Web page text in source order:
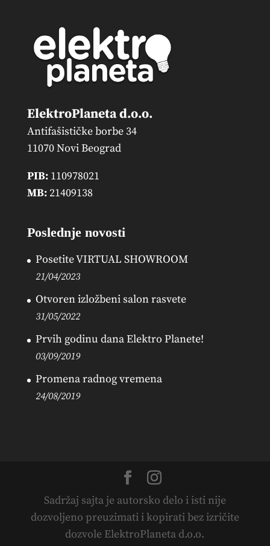
ElektroPlaneta d.o.o.
Antifašističke borbe 34
11070 Novi Beograd
PIB:110978021
MB:21409138
Poslednje novosti
Posetite VIRTUAL SHOWROOM
21/04/2023
Otvoren izložbeni salon rasvete
31/05/2022
Prvih godinu dana Elektro Planete!
03/09/2019
Promena radnog vremena
24/08/2019
Sadržaj sajta je autorsko delo i isti nije
dozvoljeno preuzimati i kopirati bez izričite
dozvole ElektroPlaneta d.o.o.